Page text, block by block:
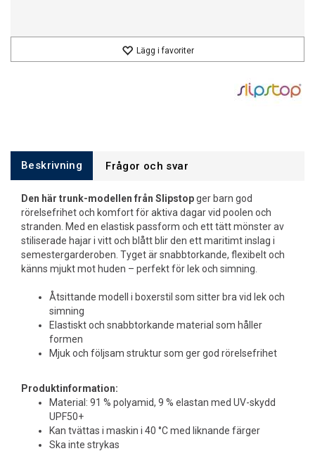
Lägg i favoriter
Beskrivning Frågor och svar
Den här trunk-modellen från Slipstopger barn god
rörelsefrihet och komfort för aktiva dagar vid poolen och
stranden. Med en elastisk passform och ett tätt mönster av
stiliserade hajar i vitt och blått blir den ett maritimt inslag i
semestergarderoben. Tyget är snabbtorkande, flexibelt och
känns mjukt mot huden – perfekt för lek och simning.
Åtsittande modell i boxerstil som sitter bra vid lek och
simning
Elastiskt och snabbtorkande material som håller
formen
Mjuk och följsam struktur som ger god rörelsefrihet
Produktinformation:
Material: 91 % polyamid, 9 % elastan med UV-skydd
UPF50+
Kan tvättas i maskin i 40 °C med liknande färger
Ska inte strykas